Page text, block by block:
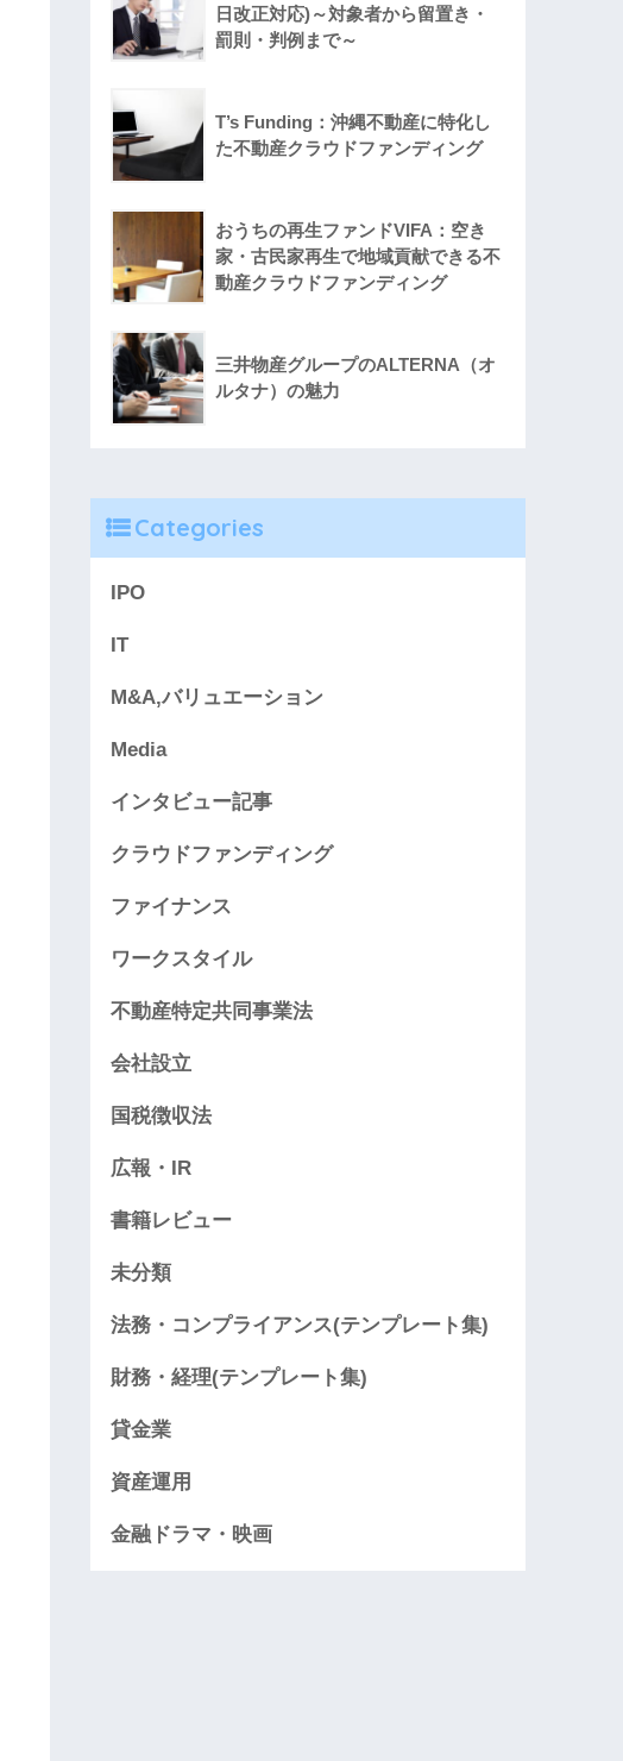
日改正対応)～対象者から留置き・
罰則・判例まで～
T’s Funding：沖縄不動産に特化し
た不動産クラウドファンディング
おうちの再生ファンドVIFA：空き
家・古民家再生で地域貢献できる不
動産クラウドファンディング
三井物産グループのALTERNA（オ
ルタナ）の魅力
Categories
IPO
IT
M&A,バリュエーション
Media
インタビュー記事
クラウドファンディング
ファイナンス
ワークスタイル
不動産特定共同事業法
会社設立
国税徴収法
広報・IR
書籍レビュー
未分類
法務・コンプライアンス(テンプレート集)
財務・経理(テンプレート集)
貸金業
資産運用
金融ドラマ・映画